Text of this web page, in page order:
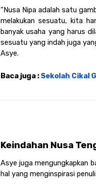
“Nusa Nipa adalah satu
melakukan sesuatu, kita
banyak usaha yang harus
sesuatu yang indah juga
Asye.
Baca juga : Sekolah Cikal
Keindahan Nusa
Asye juga mengungkapkan
hal yang menginspirasi